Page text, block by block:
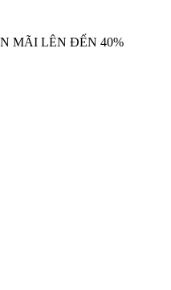
MÃI LÊN ĐẾN 40%